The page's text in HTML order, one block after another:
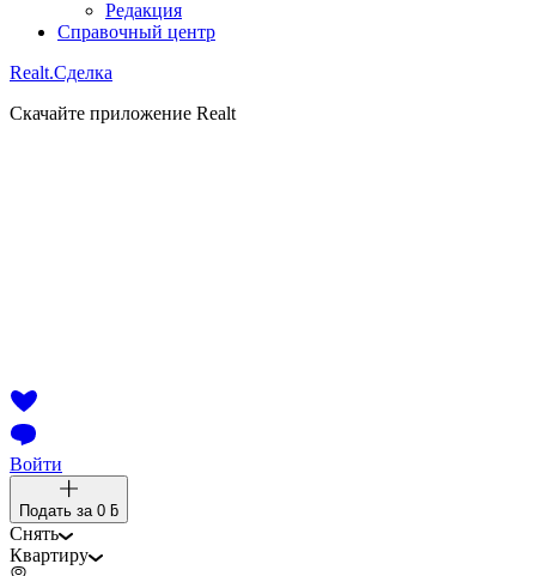
Редакция
Справочный центр
Realt.Сделка
Скачайте приложение Realt
Войти
Подать за 0 ƃ
Снять
Квартиру